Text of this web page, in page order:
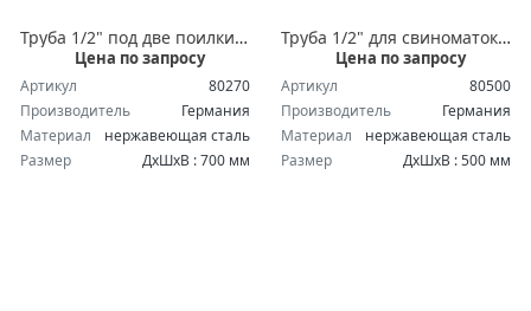
Труба 1/2" под две поилки с кронштейнами, 700мм
Цена по запросу
Артикул
80270
Производитель
Германия
Материал
нержавеющая сталь
Размер
ДхШхВ : 700 мм
Труба 1/2" для свиноматок, 500мм
Цена по запросу
Артикул
80500
Производитель
Германия
Материал
нержавеющая сталь
Размер
ДхШхВ : 500 мм